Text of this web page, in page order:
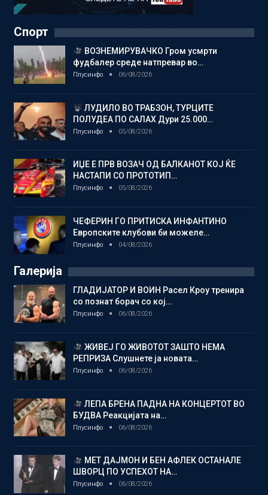
Спорт
ВОЗНЕМИРУВАЧКО Гром усмрти
фудбалер среде натпревар во…
Плусинфо 06/08/2026
ЛУДИЛО ВО ТРАБЗОН, ТУРЦИТЕ
ПОЛУДЕА ПО САЛАХ Дури 25.000…
Плусинфо 05/08/2026
ИЏЕ Е ПРВ ВОЗАЧ ОД БАЛКАНОТ КОЈ ЌЕ
НАСТАПИ СО ПРОТОТИП…
Плусинфо 05/08/2026
ЧЕФЕРИН ГО ПРИТИСКА ИНФАНТИНО
Европските клубови би можеле…
Плусинфо 04/08/2026
Галерија
ГЛАДИЈАТОР И ВОИН Расел Кроу тренира
со познат борач со кој…
Плусинфо 06/08/2026
ЖИВЕЈ ГО ЖИВОТОТ ЗАШТО НЕМА
РЕПРИЗА Слушнете ја новата…
Плусинфо 06/08/2026
ЛЕПА БРЕНА ПАДНА НА КОНЦЕРТОТ ВО
БУДВА Реакцијата на…
Плусинфо 06/08/2026
МЕТ ДАЈМОН И БЕН АФЛЕК ОСТАНАЛЕ
ШВОРЦ ПО УСПЕХОТ НА…
Плусинфо 06/08/2026